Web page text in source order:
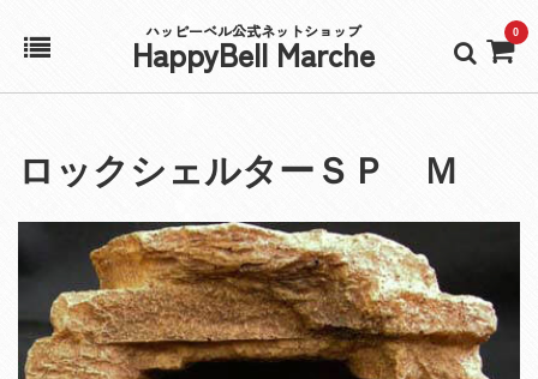
ハッピーベル公式ネットショップ
HappyBell Marche 0
アカウント
ロックシェルターＳＰ Ｍ